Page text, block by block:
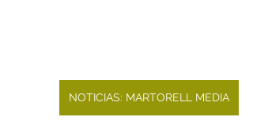
NOTICIAS: MARTORELL MEDIA